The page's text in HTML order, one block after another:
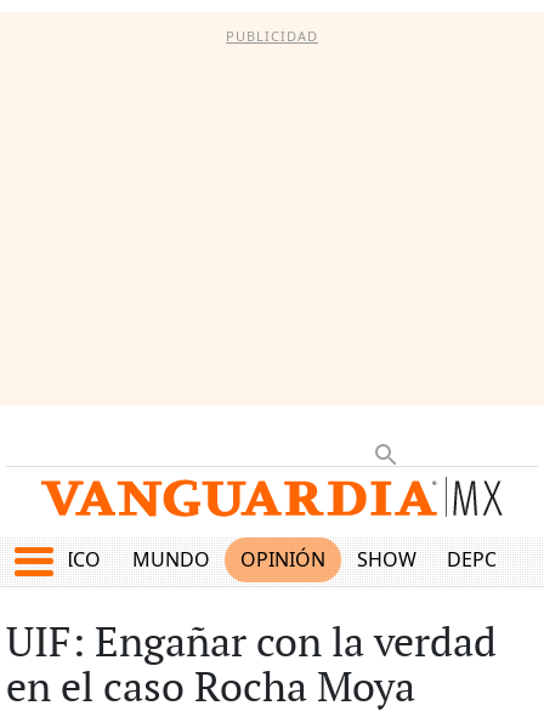
PUBLICIDAD
MÉXICO MUNDO OPINIÓN SHOW
UIF: Engañar con la verdad
en el caso Rocha Moya